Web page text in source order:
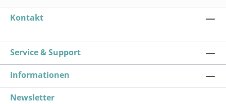
Kontakt
Service & Support
Informationen
Newsletter